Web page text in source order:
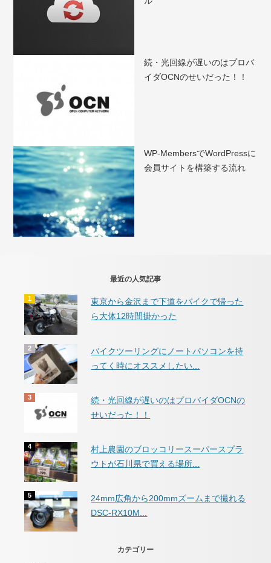
続・光回線が遅いのはプロバ
イダOCNのせいだった！！
WP-MembersでWordPressに
会員サイトを構築する流れ
最近の人気記事
東京から金沢まで下道をバイクで帰った
ら大体12時間掛かった
バイクツーリングにノートパソコンを持
ってく時にオススメしたい...
続・光回線が遅いのはプロバイダOCNの
せいだった！！
村上農園のブロッコリースーパースプラ
ウトが石川県で買える場所...
24mm広角から200mmズームまで撮れる
DSC-RX10M...
カテゴリー